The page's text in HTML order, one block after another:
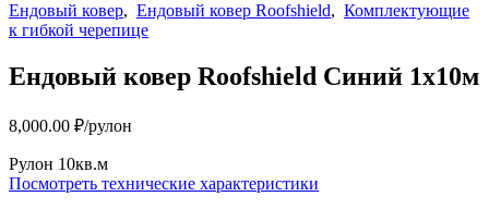
Ендовый ковер, Ендовый ковер Roofshield, Комплектующие
к гибкой черепице
Ендовый ковер Roofshield Синий 1х10м
8,000.00 ₽/рулон
Рулон 10кв.м
Посмотреть технические характеристики